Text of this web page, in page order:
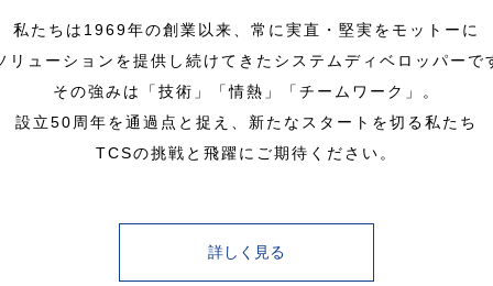
私たちは1969年の創業以来、常に実直・堅実をモットーに
リューションを提供し続けてきたシステムディベロッパーで
その強みは「技術」「情熱」「チームワーク」。
設立50周年を通過点と捉え、新たなスタートを切る私たち
TCSの挑戦と飛躍にご期待ください。
詳しく見る